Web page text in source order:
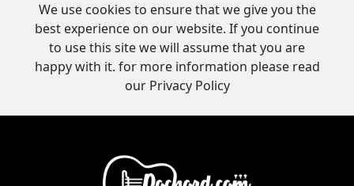
We use cookies to ensure that we give you the
best experience on our website. If you continue
to use this site we will assume that you are
happy with it. for more information please read
our Privacy Policy